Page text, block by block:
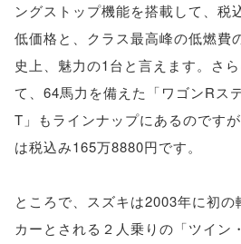
ングストップ機能を搭載して、税
低価格と、クラス最高峰の低燃費
史上、魅力の1台と言えます。さ
て、64馬力を備えた「ワゴンRス
T」もラインナップにあるのです
は税込み165万8880円です。
ところで、スズキは2003年に初の
カーとされる２人乗りの「ツイン